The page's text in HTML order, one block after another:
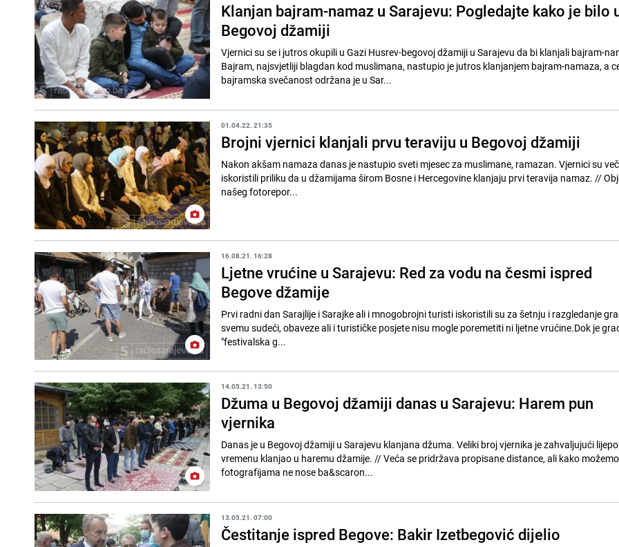
Klanjan bajram-namaz u Sarajevu: Pogledajte kako je bilo
Begovoj džamiji
Vjernici su se i jutros okupili u Gazi Husrev-begovoj džamiji u Sarajevu da bi klanjali bajram-
Bajram, najsvjetliji blagdan kod muslimana, nastupio je jutros klanjanjem bajram-namaza, a
bajramska svečanost održana je u Sar...
01.04.22. 21:35
Brojni vjernici klanjali prvu teraviju u Begovoj džamiji
Nakon akšam namaza danas je nastupio sveti mjesec za muslimane, ramazan. Vjernici su
iskoristili priliku da u džamijama širom Bosne i Hercegovine klanjaju prvi teravija namaz. // Objektiv
našeg fotorepor...
16.08.21. 16:28
Ljetne vrućine u Sarajevu: Red za vodu na česmi ispred
Begove džamije
Prvi radni dan Sarajlije i Sarajke ali i mnogobrojni turisti iskoristili su za šetnju i razgledanje
svemu sudeći, obaveze ali i turističke posjete nisu mogle poremetiti ni ljetne vrućine.Dok je
"festivalska g...
14.05.21. 13:50
Džuma u Begovoj džamiji danas u Sarajevu: Harem pun
vjernika
Danas je u Begovoj džamiji u Sarajevu klanjana džuma. Veliki broj vjernika je zahvaljujući
vremenu klanjao u haremu džamije. // Veća se pridržava propisane distance, ali kako možemo vidjeti na
fotografijama ne nose ba&scaron...
13.05.21. 07:00
Čestitanje ispred Begove: Bakir Izetbegović dijelio